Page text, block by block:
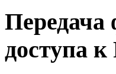
Передача
доступа